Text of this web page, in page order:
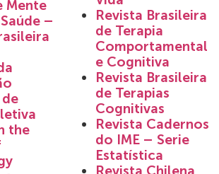
Mente
–
the
Revista Brasileira
de Terapia
Comportamental
e Cognitiva
Revista Brasileira
de Terapias
Cognitivas
Revista Cadernos
do IME – Serie
Estatística